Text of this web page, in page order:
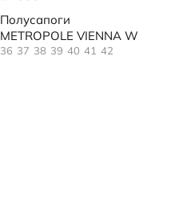
Полусапоги
METROPOLE VIENNA W
36 37 38 39 40 41 42